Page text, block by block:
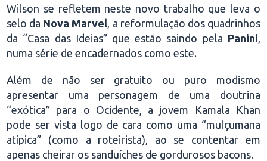
Wilson se refletem neste novo trabalho que leva o
selo da Nova Marvel, a reformulação dos quadrinhos
da “Casa das Ideias” que estão saindo pela Panini,
numa série de encadernados como este.
Além de não ser gratuito ou puro modismo
apresentar uma personagem de uma doutrina
“exótica” para o Ocidente, a jovem Kamala Khan
pode ser vista logo de cara como uma “mulçumana
atípica” (como a roteirista), ao se contentar em
apenas cheirar os sanduíches de gordurosos bacons.